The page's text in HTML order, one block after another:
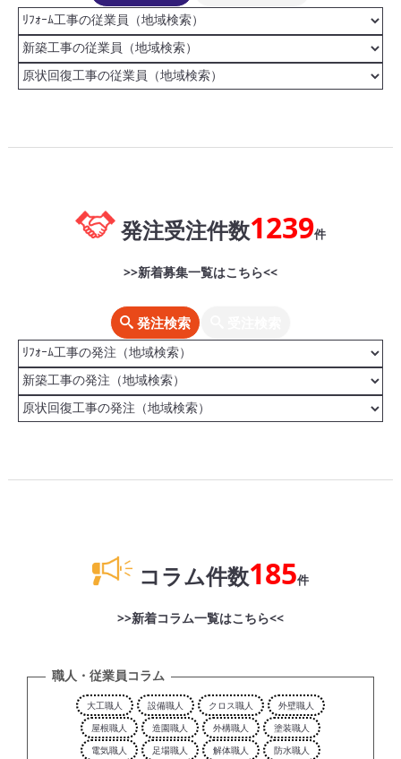
発注受注件数1239件
>>新着募集一覧はこちら<<
発注検索
コラム件数185件
>>新着コラム一覧はこちら<<
職人・従業員コラム
大工職人 設備職人 クロス職人
外壁職人
屋根職人
造園職人 外構職人
塗装職人
電気職人
足場職人 解体職人 防水職人